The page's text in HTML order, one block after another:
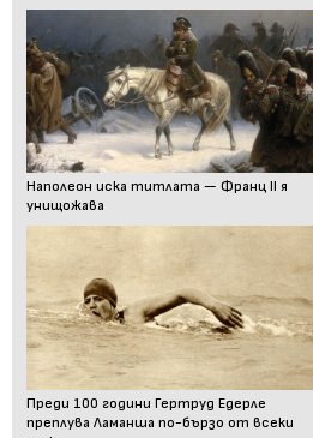
Наполеон иска титлата — Франц II я
унищожава
Преди 100 години Гертруд Едерле
преплува Ламанша по-бързо от всеки